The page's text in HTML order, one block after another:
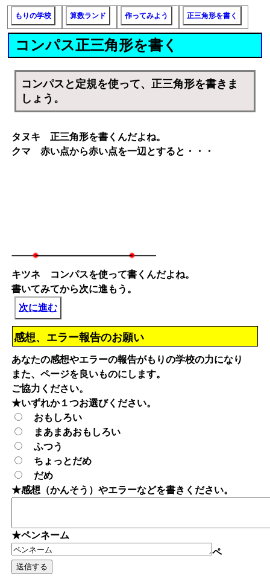
もりの学校 算数ランド 作ってみよう 正三角形を書く
コンパス正三角形を書く
コンパスと定規を使って、正三角形を書きま
しょう。
タヌキ 正三角形を書くんだよね。
クマ 赤い点から赤い点を一辺とすると・・・
キツネ コンパスを使って書くんだよね。
書いてみてから次に進もう。
次に進む
感想、エラー報告のお願い
あなたの感想やエラーの報告がもりの学校の力になり
また、ページを良いものにします。
ご協力ください。
★いずれか１つお選びください。
おもしろい
まあまあおもしろい
ふつう
ちょっとだめ
だめ
★感想（かんそう）やエラーなどを書きください。
★ペンネーム
ペ